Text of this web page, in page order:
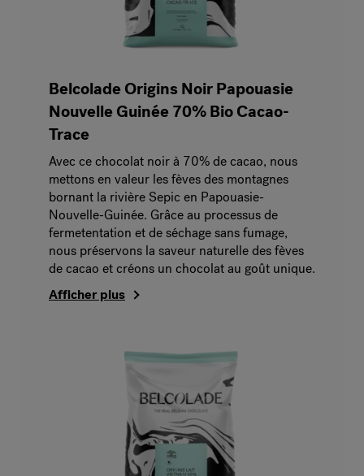
Belcolade Origins Noir Papouasie
Nouvelle Guinée 70% Bio Cacao-
Trace
Avec ce chocolat noir à 70% de cacao, nous
mettons en valeur les fèves des montagnes
bornant la rivière Sepic en Papouasie-
Nouvelle-Guinée. Grâce au processus de
fermetentation et de séchage sans fumage,
nous préservons la saveur naturelle des fèves
de cacao et créons un chocolat au goût unique.
Afficher plus